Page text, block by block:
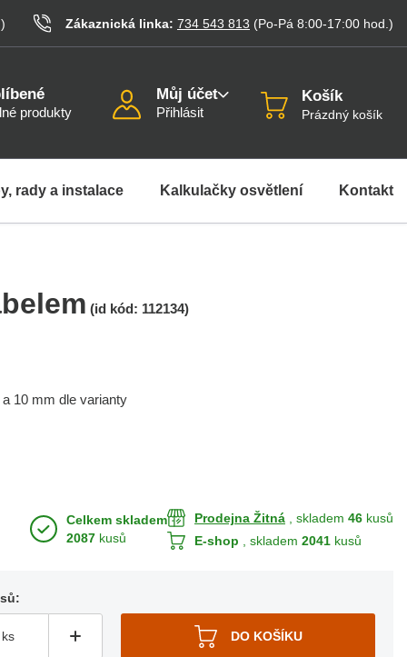
) Zákaznická linka: 734 543 813 (Po-Pá 8:00-17:00 hod. )
produkty
Můj účet
Přihlásit
Košík
Prázdný košík
rady a instalace Kalkulačky osvětlení Kontakt
(id kód: 112134)
10 mm dle varianty
Celkem skladem
2087 kusů
Prodejna Žitná , skladem 46 kusů
E-shop
, skladem 2041 kusů